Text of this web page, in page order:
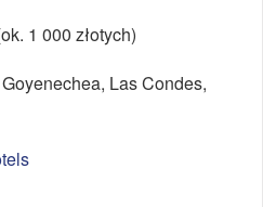
1 000 złotych)
Las Condes,